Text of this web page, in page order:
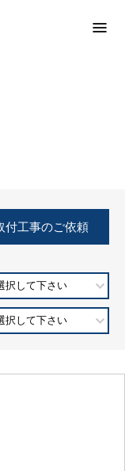
付工事のご依頼
択して下さい
択して下さい